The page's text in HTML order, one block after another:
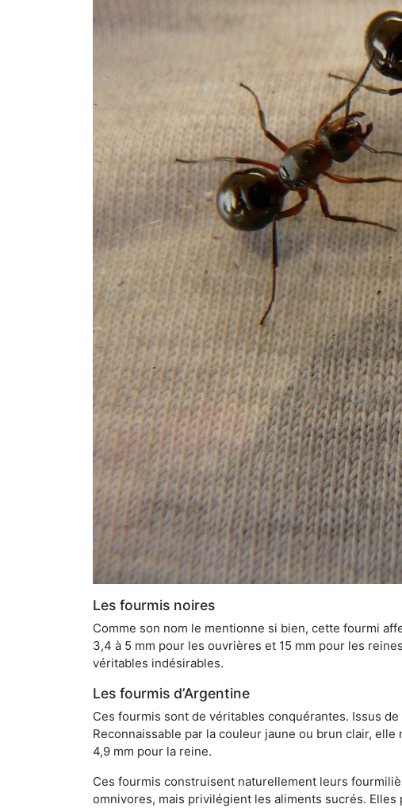
Les fourmis noires
Comme son nom le mentionne si bien, cette fourmi
3,4 à 5 mm pour les ouvrières et 15 mm pour les
véritables indésirables.
Les fourmis d’Argentine
Ces fourmis sont de véritables conquérantes. Issus
Reconnaissable par la couleur jaune ou brun clair,
4,9 mm pour la reine.
Ces fourmis construisent naturellement leurs
omnivores, mais privilégient les aliments sucrés.